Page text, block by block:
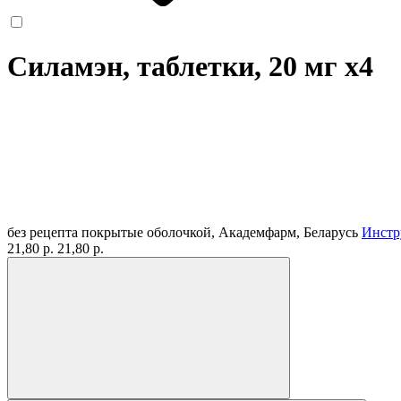
Силамэн, таблетки, 20 мг x4
без рецепта покрытые оболочкой, Академфарм, Беларусь
21,80 р. 21,80 р.